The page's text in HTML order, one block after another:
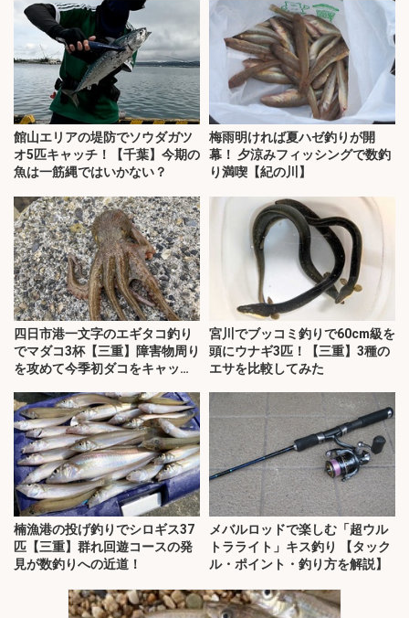
館山エリアの堤防でソウダガツ
オ5匹キャッチ！【千葉】今期の
魚は一筋縄ではいかない？
梅雨明ければ夏ハゼ釣りが開
幕！ 夕涼みフィッシングで数釣
り満喫【紀の川】
四日市港一文字のエギタコ釣り
でマダコ3杯【三重】障害物周り
を攻めて今季初ダコをキャッ
宮川でブッコミ釣りで60cm級を
頭にウナギ3匹！【三重】3種の
エサを比較してみた
楠漁港の投げ釣りでシロギス37
匹【三重】群れ回遊コースの発
見が数釣りへの近道！
メバルロッドで楽しむ「超ウル
トラライト」キス釣り 【タック
ル・ポイント・釣り方を解説】